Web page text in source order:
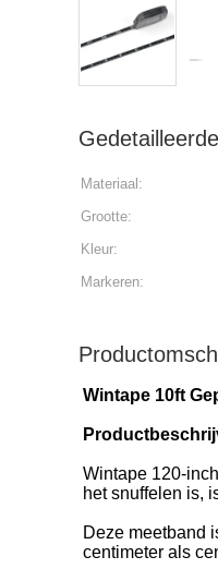
Materiaal:
Grootte:
Kleur:
Markeren:
Wintape 10ft
Wintape 120-
het snuffelen is,
Deze meetband
centimeter als